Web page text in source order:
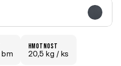
bm
hmotnost
20,5 kg / ks